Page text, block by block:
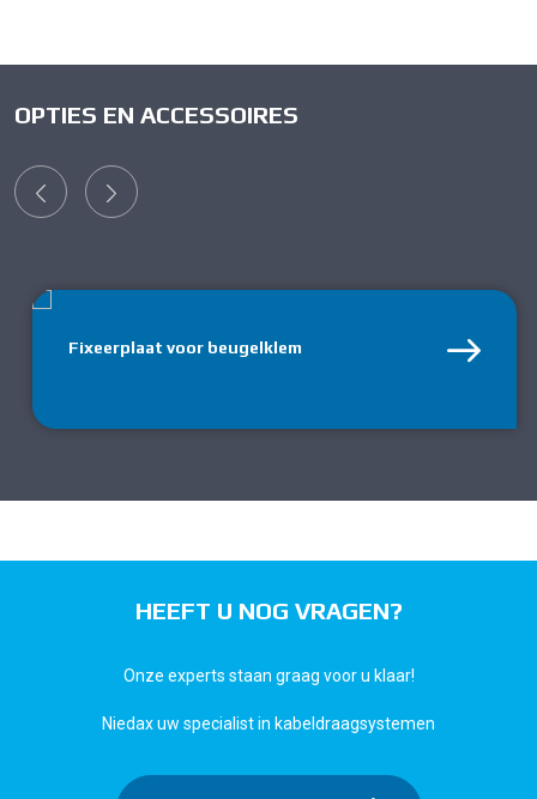
OPTIES EN ACCESSOIRES
Fixeerplaat voor beugelklem
HEEFT U NOG VRAGEN?
Onze experts staan graag voor u klaar!
Niedax uw specialist in kabeldraagsystemen